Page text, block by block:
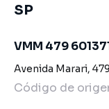
SP
VMM 479
Avenida Marari, 479
Código de